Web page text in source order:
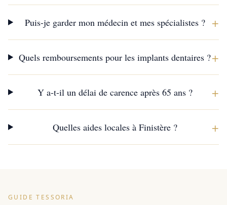
Puis-je garder mon médecin et mes spécialistes ? +
Quels remboursements pour les implants dentaires ?+
Y a-t-il un délai de carence après 65 ans ? +
Quelles aides locales à Finistère ? +
GUIDE TESSORIA